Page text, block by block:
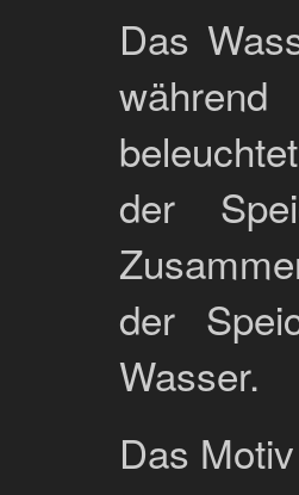
Das
während
der
der
Wasser.
Das